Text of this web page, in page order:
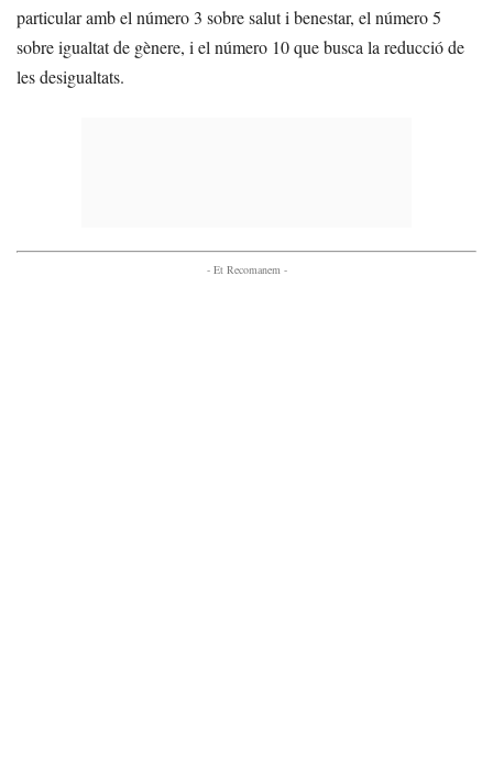
particular amb el número 3 sobre salut i benestar, el número 5
sobre igualtat de gènere, i el número 10 que busca la reducció de
les desigualtats.
- Et Recomanem -